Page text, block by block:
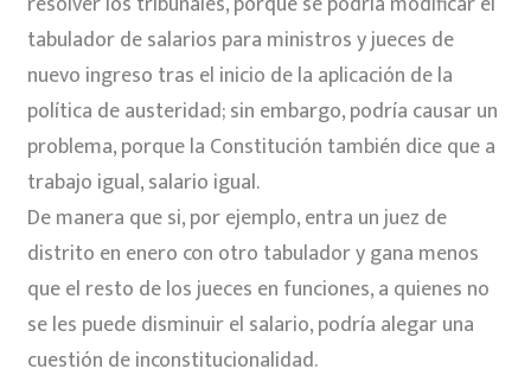
tabulador de salarios para ministros y jueces de
nuevo ingreso tras el inicio de la aplicación de la
política de austeridad; sin embargo, podría causar un
problema, porque la Constitución también dice que a
trabajo igual, salario igual.
De manera que si, por ejemplo, entra un juez de
distrito en enero con otro tabulador y gana menos
que el resto de los jueces en funciones, a quienes no
se les puede disminuir el salario, podría alegar una
cuestión de inconstitucionalidad.